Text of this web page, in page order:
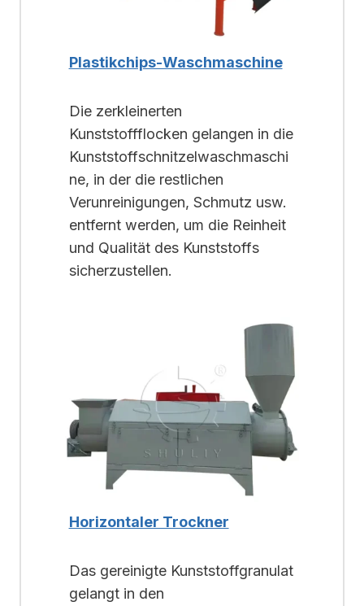
Plastikchips-Waschmaschine
Die zerkleinerten
Kunststoffflocken gelangen in die
Kunststoffschnitzelwaschmaschi
ne, in der die restlichen
Verunreinigungen, Schmutz usw.
entfernt werden, um die Reinheit
und Qualität des Kunststoffs
sicherzustellen.
Horizontaler Trockner
Das gereinigte Kunststoffgranulat
gelangt in den